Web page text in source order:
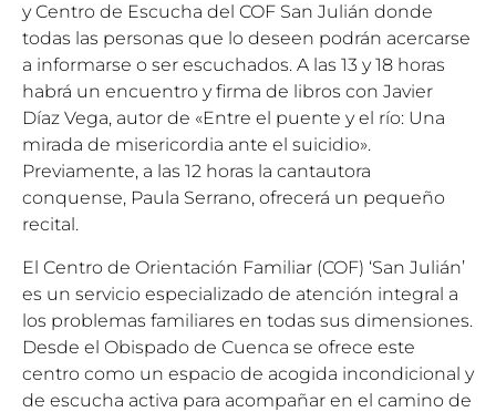
y Centro de Escucha del COF San Julián donde
todas las personas que lo deseen podrán acercarse
a informarse o ser escuchados. A las 13 y 18 horas
habrá un encuentro y firma de libros con Javier
Díaz Vega, autor de «Entre el puente y el río: Una
mirada de misericordia ante el suicidio».
Previamente, a las 12 horas la cantautora
conquense, Paula Serrano, ofrecerá un pequeño
recital.
El Centro de Orientación Familiar (COF) ‘San Julián’
es un servicio especializado de atención integral a
los problemas familiares en todas sus dimensiones.
Desde el Obispado de Cuenca se ofrece este
centro como un espacio de acogida incondicional y
de escucha activa para acompañar en el camino de